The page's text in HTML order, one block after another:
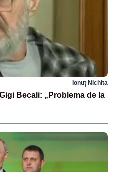
Ionuț Nichita
Becali: „Problema de la